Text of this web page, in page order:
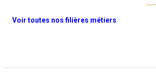
Voir toutes nos filières métiers